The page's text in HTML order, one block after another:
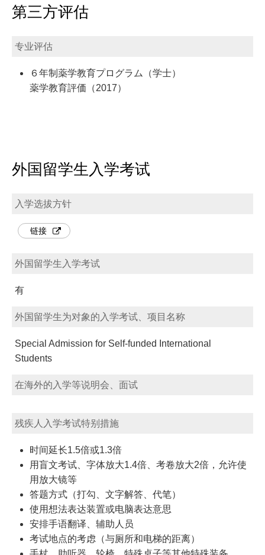
第三方评估
专业评估
６年制薬学教育プログラム（学士）
薬学教育評価（2017）
外国留学生入学考试
入学选拔方针
链接
外国留学生入学考试
有
外国留学生为对象的入学考试、项目名称
Special Admission for Self-funded International
Students
在海外的入学等说明会、面试
残疾人入学考试特别措施
时间延长1.5倍或1.3倍
用盲文考试、字体放大1.4倍、考卷放大2倍，允许使
用放大镜等
答题方式（打勾、文字解答、代笔）
使用想法表达装置或电脑表达意思
安排手语翻译、辅助人员
考试地点的考虑（与厕所和电梯的距离）